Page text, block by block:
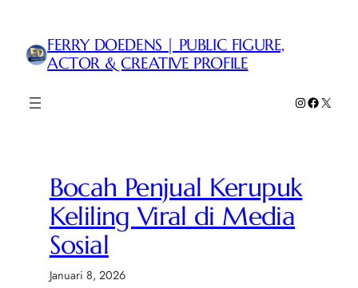
konten
FERRY DOEDENS | PUBLIC FIGURE,
ACTOR & CREATIVE PROFILE
Instagram
Facebook
X
Bocah Penjual Kerupuk
Keliling Viral di Media
Sosial
Januari 8, 2026